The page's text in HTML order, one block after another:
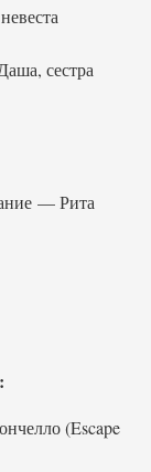
сестра
— Рита
(Escape